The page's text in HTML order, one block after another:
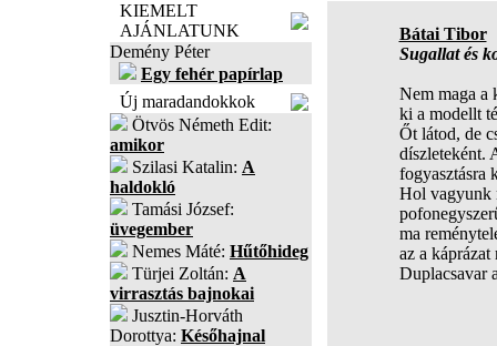
KIEMELT
AJÁNLATUNK
Demény Péter
Egy fehér papírlap
Új maradandokkok
Ötvös Németh Edit:
amikor
Szilasi Katalin: A
haldokló
Tamási József:
üvegember
Nemes Máté: Hűtőhideg
Türjei Zoltán: A
virrasztás bajnokai
Jusztin-Horváth
Dorottya: Későhajnal
Bátai Tibor
Sugallat és
Nem maga a
ki a modellt
Őt látod, de
díszleteként.
fogyasztásra
Hol vagyunk
ma
az a káprázat
Duplacsavar